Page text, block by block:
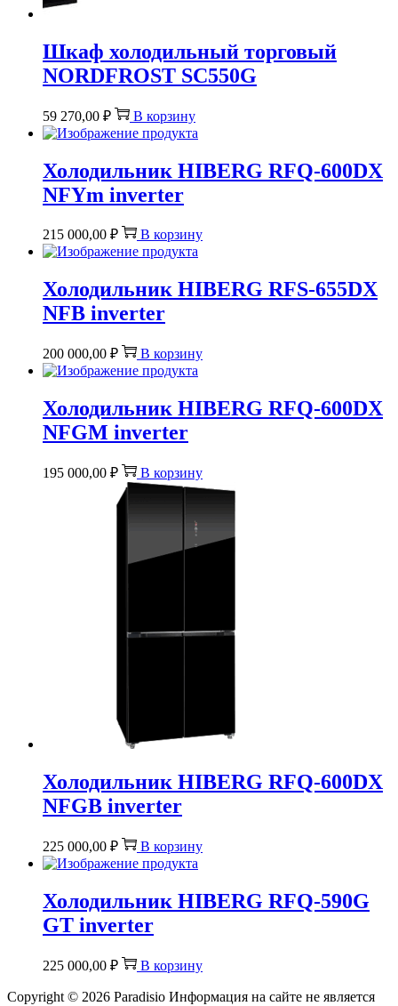
Шкаф холодильный торговый
NORDFROST SC550G
59 270,00 ₽ В корзину
Холодильник HIBERG RFQ-600DX
NFYm inverter
215 000,00 ₽ В корзину
Холодильник HIBERG RFS-655DX
NFB inverter
200 000,00 ₽ В корзину
Холодильник HIBERG RFQ-600DX
NFGM inverter
195 000,00 ₽ В корзину
Холодильник HIBERG RFQ-600DX
NFGB inverter
225 000,00 ₽ В корзину
Холодильник HIBERG RFQ-590G
GT inverter
225 000,00 ₽ В корзину
Copyright © 2026 Paradisio Информация на сайте не является